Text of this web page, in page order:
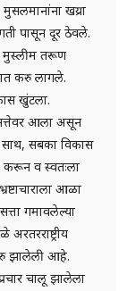
खय्रा
पासून दूर ठेवले.
मुस्लीम तरूण
करु लागले.
खुंटला.
आला असून
सबका विकास
करून व स्वतःला
आळा
गमावलेल्या
झालेली आहे.
चालू झालेला